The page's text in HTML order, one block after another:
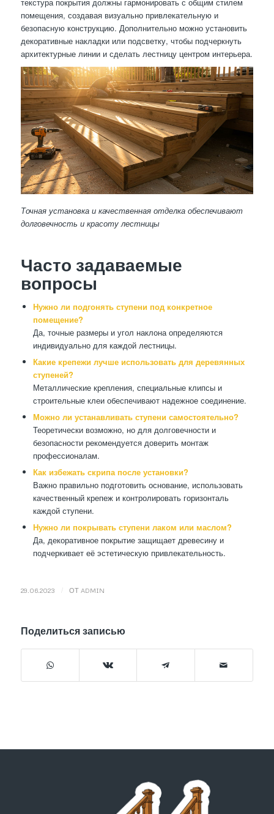
помещения, создавая визуально привлекательную и
безопасную конструкцию. Дополнительно можно установить
декоративные накладки или подсветку, чтобы подчеркнуть
архитектурные линии и сделать лестницу центром интерьера.
Точная установка и качественная отделка обеспечивают
долговечность и красоту лестницы
Часто задаваемые
вопросы
Нужно ли подгонять ступени под конкретное
помещение?
Да, точные размеры и угол наклона определяются
индивидуально для каждой лестницы.
Какие крепежи лучше использовать для деревянных
ступеней?
Металлические крепления, специальные клипсы и
строительные клеи обеспечивают надежное соединение.
Можно ли устанавливать ступени самостоятельно?
Теоретически возможно, но для долговечности и
безопасности рекомендуется доверить монтаж
профессионалам.
Как избежать скрипа после установки?
Важно правильно подготовить основание, использовать
качественный крепеж и контролировать горизонталь
каждой ступени.
Нужно ли покрывать ступени лаком или маслом?
Да, декоративное покрытие защищает древесину и
подчеркивает её эстетическую привлекательность.
29.06.2023 ОТ ADMIN
Поделиться записью